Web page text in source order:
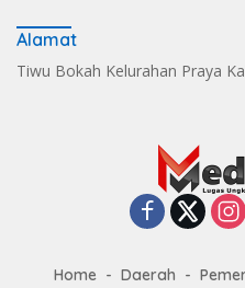
Alamat
Tiwu Bokah Kelurahan Praya
Home Daerah